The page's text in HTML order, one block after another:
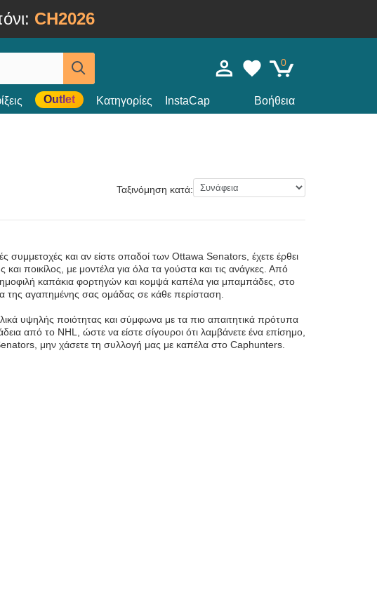
CH2026
0
Outlet Κατηγορίες InstaCap Βοήθεια
Ταξινόμηση κατά:
συμμετοχές και αν είστε οπαδοί των Ottawa Senators, έχετε έρθει
ποικίλος, με μοντέλα για όλα τα γούστα και τις ανάγκες. Από
καπάκια φορτηγών και κομψά καπέλα για μπαμπάδες, στο
της αγαπημένης σας ομάδας σε κάθε περίσταση.
υψηλής ποιότητας και σύμφωνα με τα πιο απαιτητικά πρότυπα
από το NHL, ώστε να είστε σίγουροι ότι λαμβάνετε ένα επίσημο,
μην χάσετε τη συλλογή μας με καπέλα στο Caphunters.